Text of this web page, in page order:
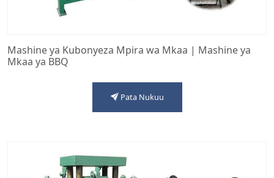
Mashine ya Kubonyeza Mpira wa Mkaa | Mashine ya
Mkaa ya BBQ
Pata Nukuu